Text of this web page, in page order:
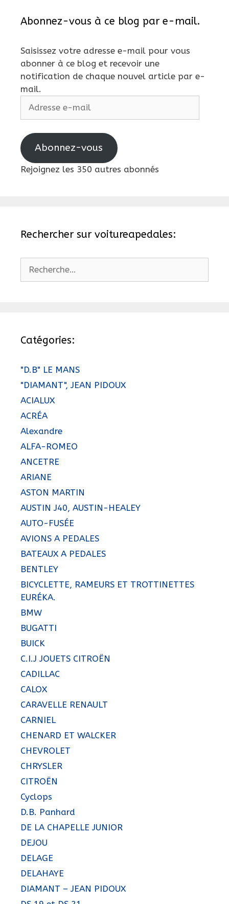
Abonnez-vous à ce blog par e-mail.
Saisissez votre adresse e-mail pour vous
abonner à ce blog et recevoir une
notification de chaque nouvel article par e-
mail.
Abonnez-vous
Rejoignez les 350 autres abonnés
Rechercher sur voitureapedales:
Catégories:
"D.B" LE MANS
"DIAMANT", JEAN PIDOUX
ACIALUX
ACRÉA
Alexandre
ALFA-ROMEO
ANCETRE
ARIANE
ASTON MARTIN
AUSTIN J40, AUSTIN-HEALEY
AUTO-FUSÉE
AVIONS A PEDALES
BATEAUX A PEDALES
BENTLEY
BICYCLETTE, RAMEURS ET TROTTINETTES
EURÉKA.
BMW
BUGATTI
BUICK
C.I.J JOUETS CITROËN
CADILLAC
CALOX
CARAVELLE RENAULT
CARNIEL
CHENARD ET WALCKER
CHEVROLET
CHRYSLER
CITROËN
Cyclops
D.B. Panhard
DE LA CHAPELLE JUNIOR
DEJOU
DELAGE
DELAHAYE
DIAMANT – JEAN PIDOUX